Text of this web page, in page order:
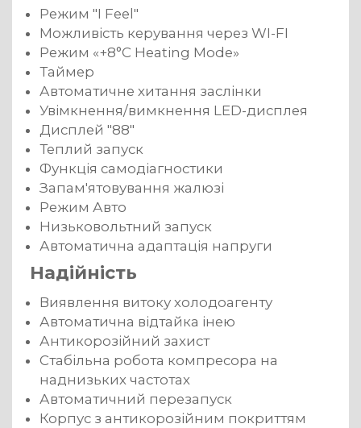
Режим "I Feel"
Можливість керування через WI-FI
Режим «+8°C Heating Mode»
Таймер
Автоматичне хитання заслінки
Увімкнення/вимкнення LED-дисплея
Дисплей "88"
Теплий запуск
Функція самодіагностики
Запам'ятовування жалюзі
Режим Авто
Низьковольтний запуск
Автоматична адаптація напруги
Надійність
Виявлення витоку холодоагенту
Автоматична відтайка інею
Антикорозійний захист
Стабільна робота компресора на
наднизьких частотах
Автоматичний перезапуск
Корпус з антикорозійним покриттям